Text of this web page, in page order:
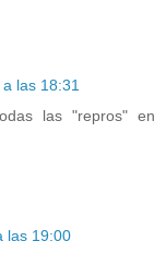
las 18:31
las "repros" en
las 19:00